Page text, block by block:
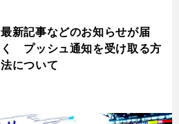
最新記事などのお知らせが届
く プッシュ通知を受け取る方
法について